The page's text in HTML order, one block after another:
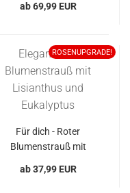
Rosen
ab 69,99 EUR
ROSENUPGRADE!
Für dich - Roter
Blumenstrauß mit
Eukalyptus
ab 37,99 EUR